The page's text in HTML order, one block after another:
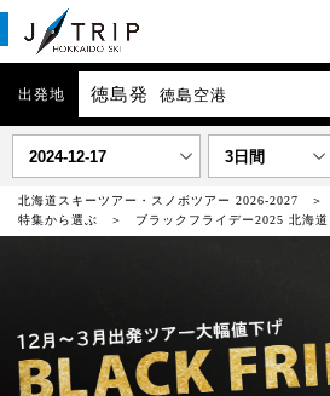
出発地 徳島発 徳島空港
2024-12-17 3日間
北海道スキーツアー・スノボツアー 2026-2027
特集から選ぶ
ブラックフライデー2025 北海